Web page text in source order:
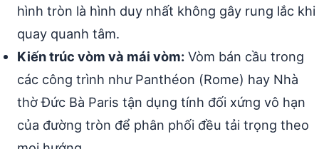
hình tròn là hình duy nhất không gây rung lắc khi
quay quanh tâm.
Kiến trúc vòm và mái vòm: Vòm bán cầu trong
các công trình như Panthéon (Rome) hay Nhà
thờ Đức Bà Paris tận dụng tính đối xứng vô hạn
của đường tròn để phân phối đều tải trọng theo